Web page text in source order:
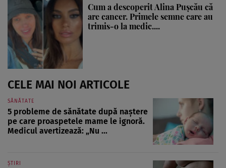
Cum a descoperit Alina Pușcău că
are cancer. Primele semne care au
trimis-o la medic....
CELE MAI NOI ARTICOLE
SĂNĂTATE
5 probleme de sănătate după naștere
pe care proaspetele mame le ignoră.
Medicul avertizează: „Nu ...
ȘTIRI